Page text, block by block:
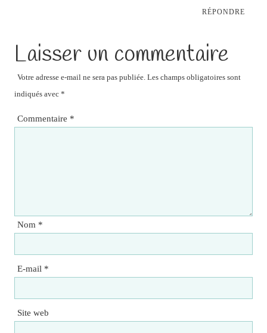
RÉPONDRE
Laisser un commentaire
Votre adresse e-mail ne sera pas publiée. Les champs obligatoires sont
indiqués avec *
Commentaire *
Nom *
E-mail *
Site web